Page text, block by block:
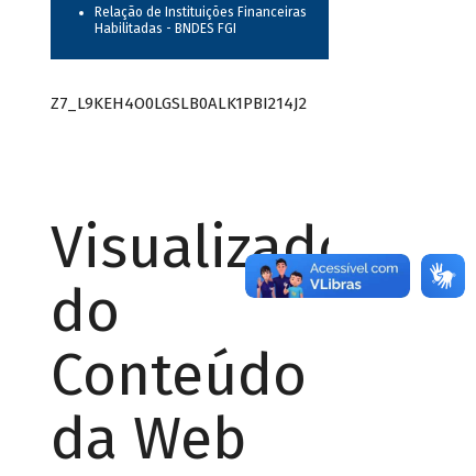
Relação de Instituições Financeiras
Habilitadas - BNDES FGI
Z7_L9KEH4O0LGSLB0ALK1PBI214J2
Visualizador
do
Conteúdo
da Web